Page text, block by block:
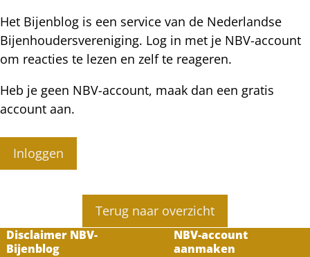
Het Bijenblog is een service van de Nederlandse
Bijenhoudersvereniging. Log in met je NBV-account
om reacties te lezen en zelf te reageren.
Heb je geen NBV-account, maak dan een gratis
account aan.
Inloggen
Terug naar overzicht
Disclaimer NBV-
Bijenblog
NBV-account
aanmaken